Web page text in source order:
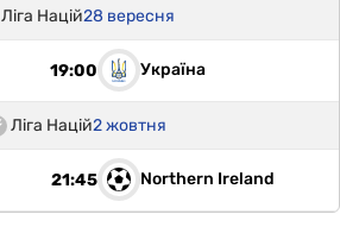
Ліга Націй28 вересня
19:00 Україна
Ліга Націй2 жовтня
21:45 Northern Ireland